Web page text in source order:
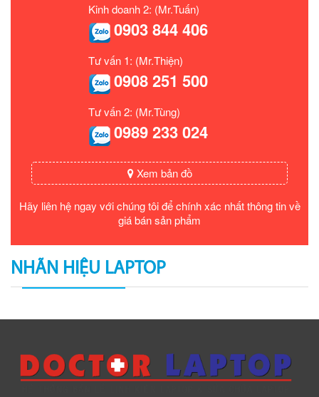
Kinh doanh 2: (Mr.Tuấn)
0903 844 406
Tư vấn 1: (Mr.Thiện)
0908 251 500
Tư vấn 2: (Mr.Tùng)
0989 233 024
Xem bản đồ
Hãy liên hệ ngay với chúng tôi để chính xác nhất thông tin về
giá bán sản phẩm
NHÃN HIỆU LAPTOP